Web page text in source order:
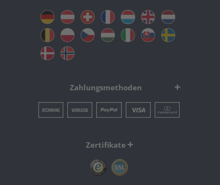
Zahlungsmethoden
Zertifikate